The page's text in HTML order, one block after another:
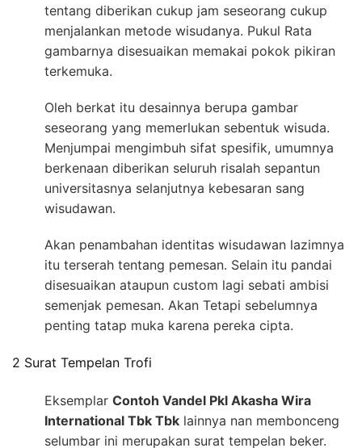
tentang diberikan cukup jam seseorang cukup
menjalankan metode wisudanya. Pukul Rata
gambarnya disesuaikan memakai pokok pikiran
terkemuka.
Oleh berkat itu desainnya berupa gambar
seseorang yang memerlukan sebentuk wisuda.
Menjumpai mengimbuh sifat spesifik, umumnya
berkenaan diberikan seluruh risalah sepantun
universitasnya selanjutnya kebesaran sang
wisudawan.
Akan penambahan identitas wisudawan lazimnya
itu terserah tentang pemesan. Selain itu pandai
disesuaikan ataupun custom lagi sebati ambisi
semenjak pemesan. Akan Tetapi sebelumnya
penting tatap muka karena pereka cipta.
2 Surat Tempelan Trofi
Eksemplar Contoh Vandel Pkl Akasha Wira
International Tbk Tbk lainnya nan membonceng
selumbar ini merupakan surat tempelan beker.